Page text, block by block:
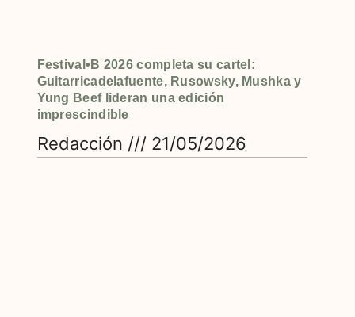
Festival•B 2026 completa su cartel:
Guitarricadelafuente, Rusowsky, Mushka y
Yung Beef lideran una edición
imprescindible
Redacción 21/05/2026